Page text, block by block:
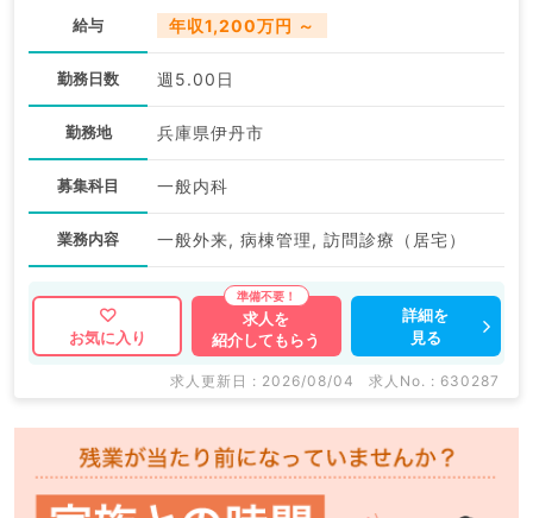
給与 年収1,200万円 ～
勤務日数 週5.00日
勤務地 兵庫県伊丹市
募集科目 一般内科
業務内容 一般外来, 病棟管理, 訪問診療（居宅）
お気に入り
求人を
紹介してもらう
詳細を
見る
求人更新日 : 2026/08/04 求人No. : 630287